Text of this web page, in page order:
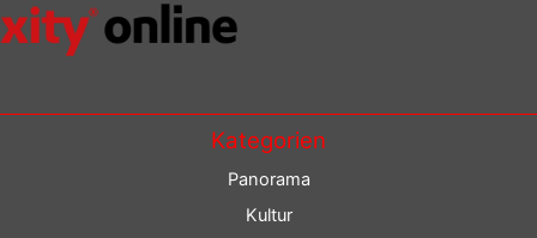
Kategorien
Panorama
Kultur